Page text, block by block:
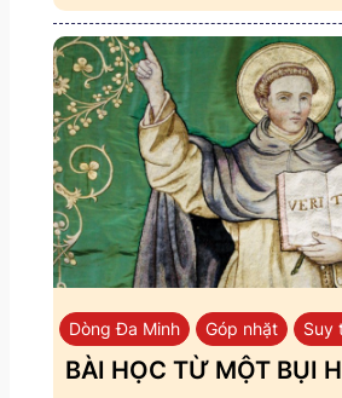
Dòng Đa Minh Góp nhặt Suy
BÀI HỌC TỪ MỘT BỤI